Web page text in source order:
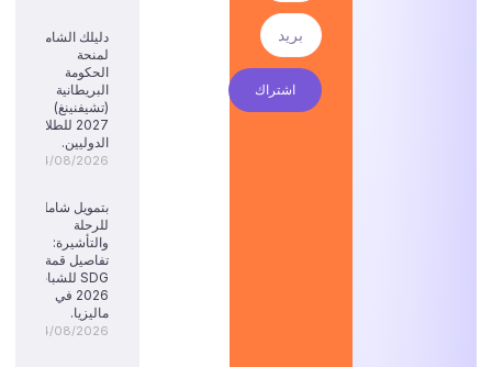
اشتراك
دليلك الشامل
لمنحة
الحكومة
البريطانية
(تشيفنينغ)
2027 للطلاب
الدوليين.
04/08/2026
بتمويل شامل
للرحلة
والتأشيرة:
تفاصيل قمة
SDG للشباب
2026 في
ماليزيا.
04/08/2026